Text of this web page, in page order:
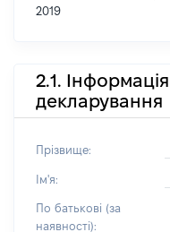
2019
2.1.
декларування
Прізвище:
Ім'я:
По батькові (за
наявності):